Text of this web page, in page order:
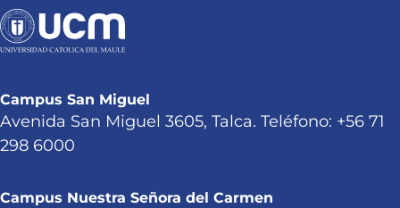
Campus San Miguel
Avenida San Miguel 3605, Talca. Teléfono: +56 71
298 6000
Campus Nuestra Señora del Carmen